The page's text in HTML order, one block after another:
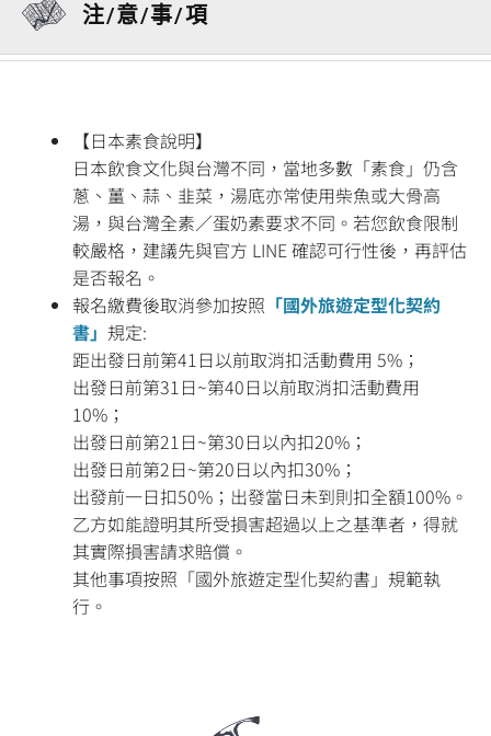
注/意/事/項
【日本素食說明】
日本飲食文化與台灣不同，當地多數「素食」仍含
蔥、薑、蒜、韭菜，湯底亦常使用柴魚或大骨高
湯，與台灣全素／蛋奶素要求不同。若您飲食限制
較嚴格，建議先與官方 LINE 確認可行性後，再評估
是否報名。
報名繳費後取消參加按照 「國外旅遊定型化契約
書」 規定:
距出發日前第41日以前取消扣活動費用 5%；
出發日前第31日~第40日以前取消扣活動費用
10%；
出發日前第21日~第30日以內扣20%；
出發日前第2日~第20日以內扣30%；
出發前一日扣50%；出發當日未到則扣全額100%。
乙方如能證明其所受損害超過以上之基準者，得就
其實際損害請求賠償。
其他事項按照「國外旅遊定型化契約書」規範執
行。